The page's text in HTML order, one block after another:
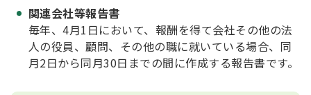
関連会社等報告書
毎年、4月1日において、報酬を得て会社その他の法
人の役員、顧問、その他の職に就いている場合、同
月2日から同月30日までの間に作成する報告書です。